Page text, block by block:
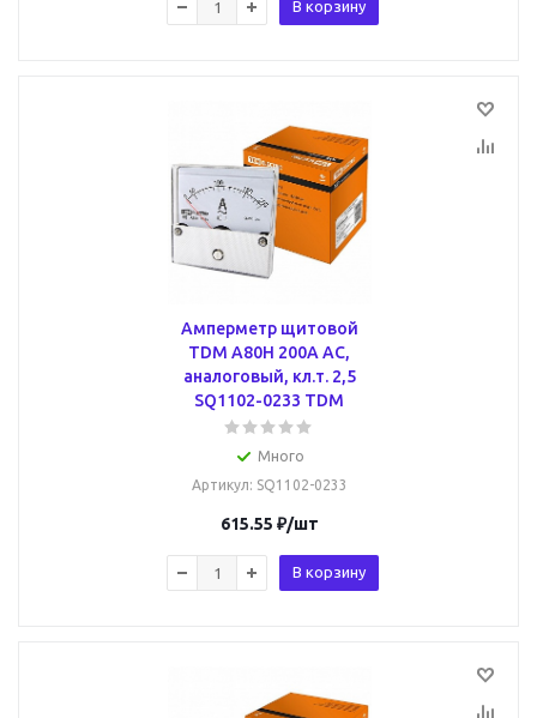
В корзину
Амперметр щитовой
TDM А80Н 200А AC,
аналоговый, кл.т. 2,5
SQ1102-0233 TDM
Много
Артикул: SQ1102-0233
615.55 ₽/шт
В корзину